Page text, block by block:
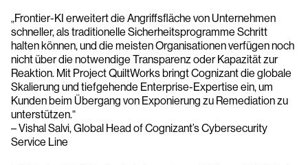
„Frontier-KI erweitert die Angriffsfläche von Unternehmen
schneller, als traditionelle Sicherheitsprogramme Schritt
halten können, und die meisten Organisationen verfügen noch
nicht über die notwendige Transparenz oder Kapazität zur
Reaktion. Mit Project QuiltWorks bringt Cognizant die globale
Skalierung und tiefgehende Enterprise-Expertise ein, um
Kunden beim Übergang von Exponierung zu Remediation zu
unterstützen.“
– Vishal Salvi, Global Head of Cognizant’s Cybersecurity
Service Line